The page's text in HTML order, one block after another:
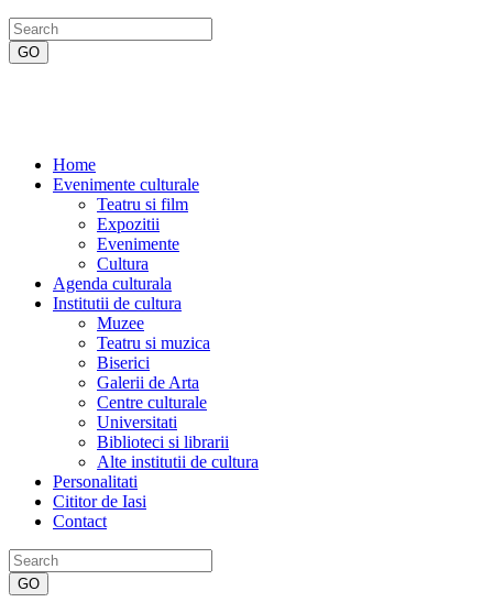
Home
Evenimente culturale
Teatru si film
Expozitii
Evenimente
Cultura
Agenda culturala
Institutii de cultura
Muzee
Teatru si muzica
Biserici
Galerii de Arta
Centre culturale
Universitati
Biblioteci si librarii
Alte institutii de cultura
Personalitati
Cititor de Iasi
Contact